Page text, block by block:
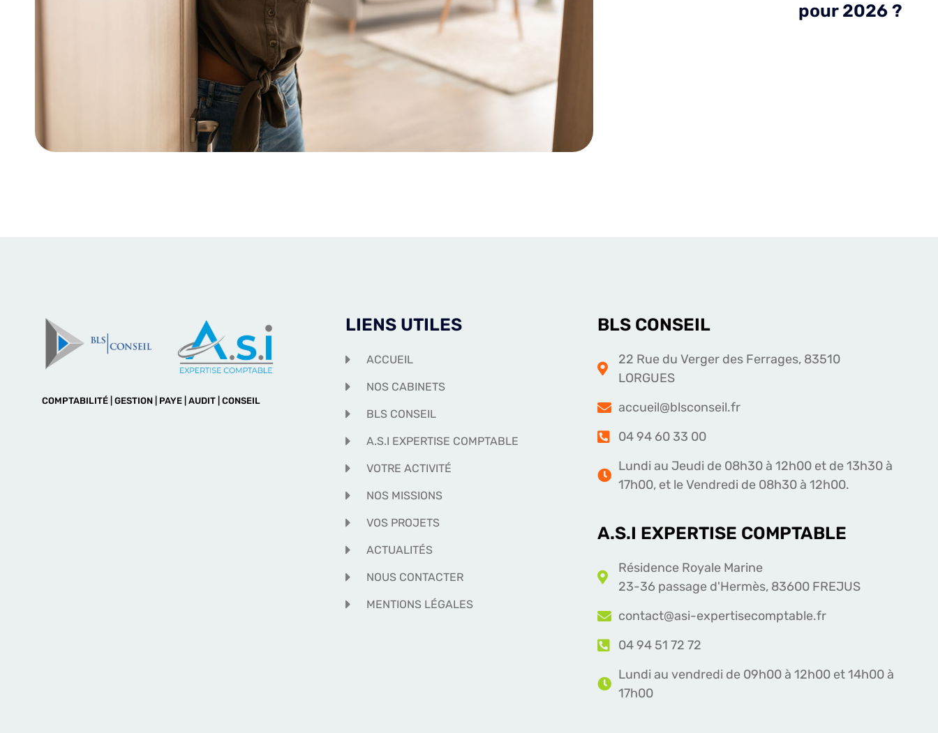
pour 2026 ?
COMPTABILITÉ | GESTION | PAYE | AUDIT | CONSEIL
LIENS UTILES
ACCUEIL
NOS CABINETS
BLS CONSEIL
A.S.I EXPERTISE COMPTABLE
VOTRE ACTIVITÉ
NOS MISSIONS
VOS PROJETS
ACTUALITÉS
NOUS CONTACTER
MENTIONS LÉGALES
BLS CONSEIL
22 Rue du Verger des Ferrages, 83510
LORGUES
accueil@blsconseil.fr
04 94 60 33 00
Lundi au Jeudi de 08h30 à 12h00 et de 13h30 à
17h00, et le Vendredi de 08h30 à 12h00.
A.S.I EXPERTISE COMPTABLE
Résidence Royale Marine
23-36 passage d'Hermès, 83600 FREJUS
contact@asi-expertisecomptable.fr
04 94 51 72 72
Lundi au vendredi de 09h00 à 12h00 et 14h00 à
17h00